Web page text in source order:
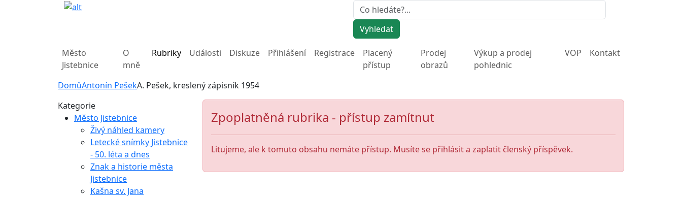
Vyhledat
Město
Jistebnice
O
mně
Rubriky Události Diskuze Přihlášení Registrace
Placený
přístup
Prodej
obrazů
Výkup a prodej
pohlednic
VOP Kontakt
DomůAntonín PešekA. Pešek, kreslený zápisník 1954
Zpoplatněná rubrika - přístup zamítnut
Litujeme, ale k tomuto obsahu nemáte přístup. Musíte se přihlásit a zaplatit členský příspěvek.
Kategorie
Město Jistebnice
Živý náhled kamery
Letecké snímky Jistebnice
- 50. léta a dnes
Znak a historie města
Jistebnice
Kašna sv. Jana